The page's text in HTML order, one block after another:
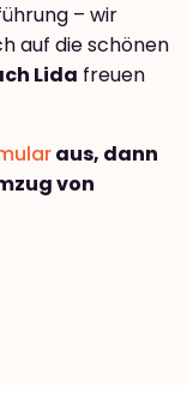
– wir
auf die schönen
Lida freuen
aus, dann
von